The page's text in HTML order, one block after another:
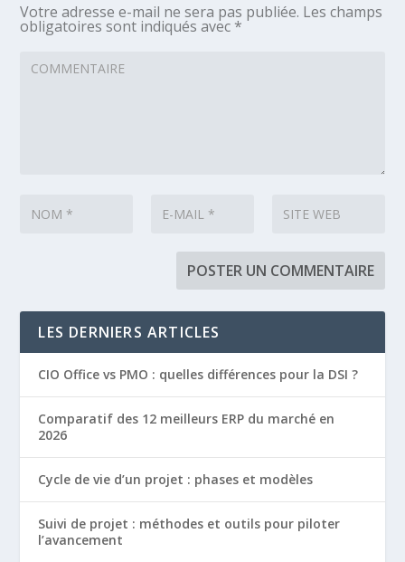
Votre adresse e-mail ne sera pas publiée. Les champs
obligatoires sont indiqués avec *
LES DERNIERS ARTICLES
CIO Office vs PMO : quelles différences pour la DSI ?
Comparatif des 12 meilleurs ERP du marché en
2026
Cycle de vie d’un projet : phases et modèles
Suivi de projet : méthodes et outils pour piloter
l’avancement